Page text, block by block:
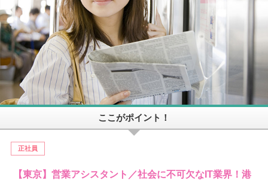
ここがポイント！
正社員
【東京】営業アシスタント／社会に不可欠なIT業界！港